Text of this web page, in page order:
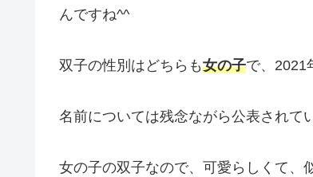
んですね^^
双子の性別はどちらも女の子で、2021
名前については残念ながら公表されて
女の子の双子なので、可愛らしくて